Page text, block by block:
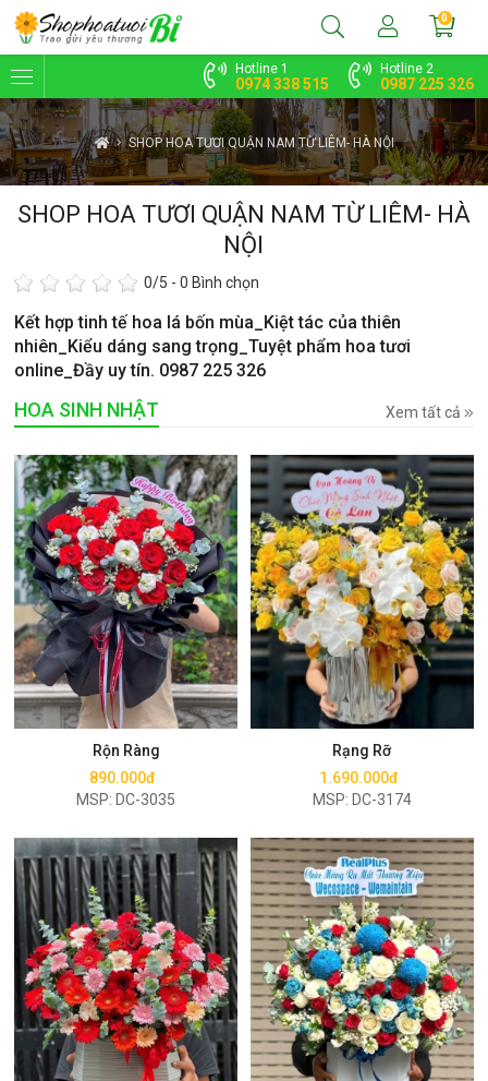
Hotline 1
0974 338 515
Hotline 2
0987 225 326
0
SHOP HOA TƯƠI QUẬN NAM TỪ LIÊM- HÀ NỘI
SHOP HOA TƯƠI QUẬN NAM TỪ LIÊM- HÀ
NỘI
0/5 -0 Bình chọn
Kết hợp tinh tế hoa lá bốn mùa_Kiệt tác của thiên
nhiên_Kiểu dáng sang trọng_Tuyệt phẩm hoa tươi
online_Đầy uy tín. 0987 225 326
HOA SINH NHẬT Xem tất cả
Rộn Ràng
890.000đ
MSP: DC-3035
Mua ngay
Rạng Rỡ
1.690.000đ
MSP: DC-3174
Mua ngay